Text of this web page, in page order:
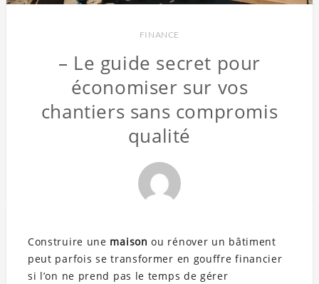
FINANCE
– Le guide secret pour
économiser sur vos
chantiers sans compromis
qualité
Construire une maison ou rénover un bâtiment
peut parfois se transformer en gouffre financier
si l’on ne prend pas le temps de gérer